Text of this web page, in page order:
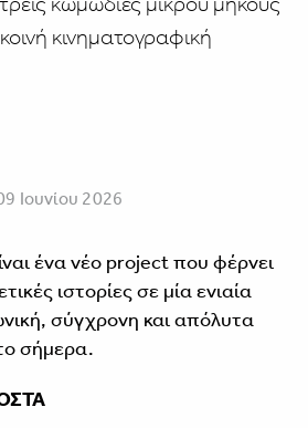
κινηματογραφική
Ιουνίου 2026
ένα νέο project που φέρνει
ιστορίες σε μία ενιαία
σύγχρονη και απόλυτα
σήμερα.